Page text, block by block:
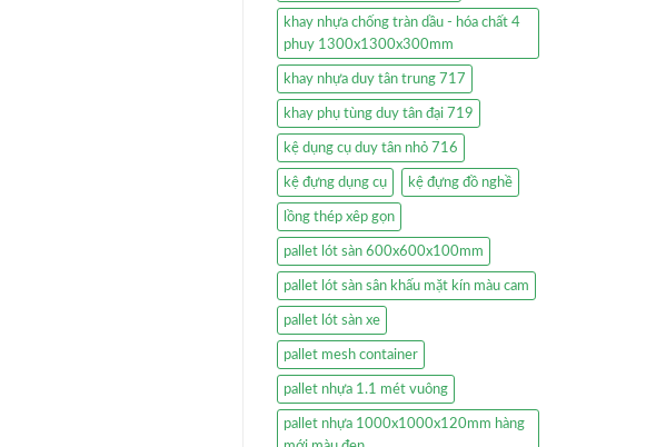
khay nhựa chống tràn dầu - hóa chất 4
phuy 1300x1300x300mm
khay nhựa duy tân trung 717
khay phụ tùng duy tân đại 719
kệ dụng cụ duy tân nhỏ 716
kệ đựng dụng cụ kệ đựng đồ nghề
lồng thép xêp gọn
pallet lót sàn 600x600x100mm
pallet lót sàn sân khấu mặt kín màu cam
pallet lót sàn xe
pallet mesh container
pallet nhựa 1.1 mét vuông
pallet nhựa 1000x1000x120mm hàng